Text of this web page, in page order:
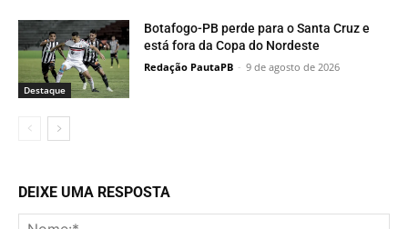
Destaque
Botafogo-PB perde para o Santa Cruz e
está fora da Copa do Nordeste
Redação PautaPB - 9 de agosto de 2026
DEIXE UMA RESPOSTA